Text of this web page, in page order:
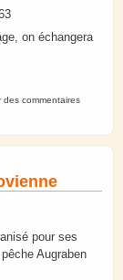
on échangera
des commentaires
pour ses
Augraben